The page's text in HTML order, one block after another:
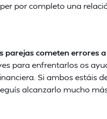
por completo una
parejas cometen errores
para enfrentarlos os
Si ambos estáis
alcanzarlo mucho